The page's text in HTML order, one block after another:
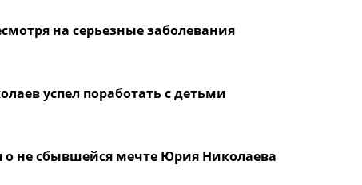
на серьезные заболевания
успел поработать с детьми
о не сбывшейся мечте Юрия Николаева